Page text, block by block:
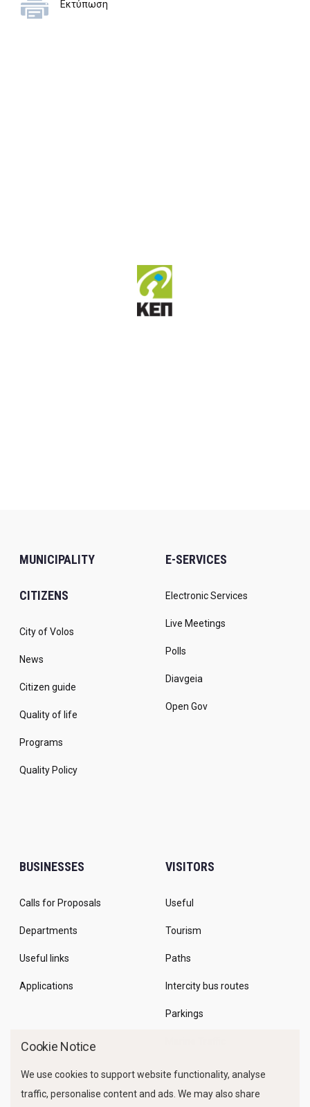
Εκτύπωση
MUNICIPALITY
CITIZENS
City of Volos
News
Citizen guide
Quality of life
Programs
Quality Policy
E-SERVICES
Electronic Services
Live Meetings
Polls
Diavgeia
Open Gov
BUSINESSES
Calls for Proposals
Departments
Useful links
Applications
VISITORS
Useful
Tourism
Paths
Intercity bus routes
Parkings
Cookie Notice
We use cookies to support website functionality, analyse
traffic, personalise content and ads. We may also share